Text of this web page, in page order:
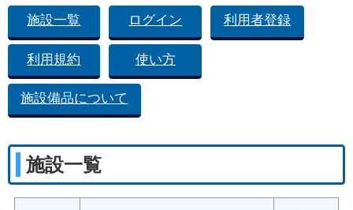
施設一覧 ログイン 利用者登録
利用規約 使い方
施設備品について
施設一覧